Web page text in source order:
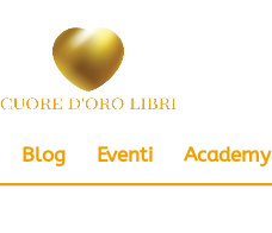
Blog Eventi Academy